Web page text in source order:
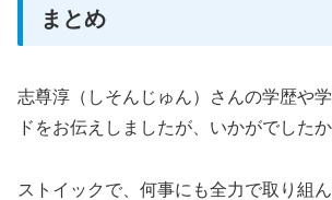
まとめ
志尊淳（しそんじゅん）さんの学歴や
ドをお伝えしましたが、いかがでしたか
ストイックで、何事にも全力で取り組